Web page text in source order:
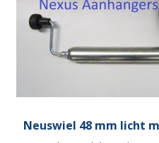
Neuswiel 48 mm licht